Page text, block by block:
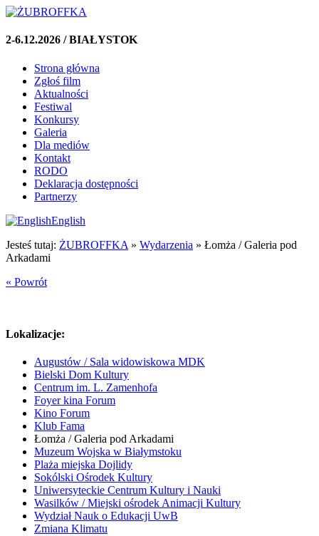
2-6.12.2026 / BIAŁYSTOK
Strona główna
Zgłoś film
Aktualności
Festiwal
Konkursy
Galeria
Dla mediów
Kontakt
RODO
Deklaracja dostępności
Partnerzy
English
Jesteś tutaj: ŻUBROFFKA » Wydarzenia » Łomża / Galeria pod
Arkadami
« Powrót
Lokalizacje:
Augustów / Sala widowiskowa MDK
Bielski Dom Kultury
Centrum im. L. Zamenhofa
Foyer kina Forum
Kino Forum
Klub Fama
Łomża / Galeria pod Arkadami
Muzeum Wojska w Białymstoku
Plaża miejska Dojlidy
Sokólski Ośrodek Kultury
Uniwersyteckie Centrum Kultury i Nauki
Wasilków / Miejski ośrodek Animacji Kultury
Wydział Nauk o Edukacji UwB
Zmiana Klimatu